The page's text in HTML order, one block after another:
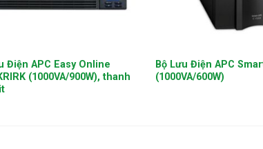
Điện APC Easy Online
(1000VA/900W), thanh
Bộ Lưu Điện APC
(1000VA/600W)